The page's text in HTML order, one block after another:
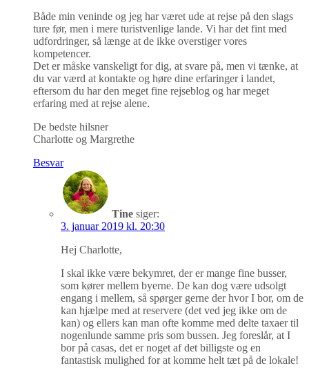
Både min veninde og jeg har været ude at rejse på den slags
ture før, men i mere turistvenlige lande. Vi har det fint med
udfordringer, så længe at de ikke overstiger vores
kompetencer.
Det er måske vanskeligt for dig, at svare på, men vi tænke, at
du var værd at kontakte og høre dine erfaringer i landet,
eftersom du har den meget fine rejseblog og har meget
erfaring med at rejse alene.
De bedste hilsner
Charlotte og Margrethe
Besvar
Tine siger:
3. januar 2019 kl. 20:30
Hej Charlotte,
I skal ikke være bekymret, der er mange fine busser,
som kører mellem byerne. De kan dog være udsolgt
engang i mellem, så spørger gerne der hvor I bor, om de
kan hjælpe med at reservere (det ved jeg ikke om de
kan) og ellers kan man ofte komme med delte taxaer til
nogenlunde samme pris som bussen. Jeg foreslår, at I
bor på casas, det er noget af det billigste og en
fantastisk mulighed for at komme helt tæt på de lokale!